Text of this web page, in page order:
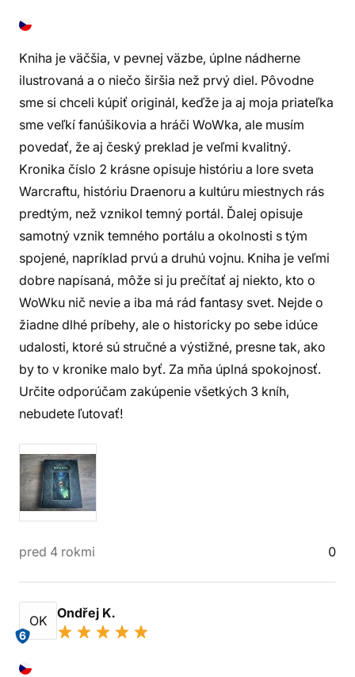
Kniha je väčšia, v pevnej väzbe, úplne nádherne
ilustrovaná a o niečo širšia než prvý diel. Pôvodne
sme si chceli kúpiť originál, keďže ja aj moja priateľka
sme veľkí fanúšikovia a hráči WoWka, ale musím
povedať, že aj český preklad je veľmi kvalitný.
Kronika číslo 2 krásne opisuje históriu a lore sveta
Warcraftu, históriu Draenoru a kultúru miestnych rás
predtým, než vznikol temný portál. Ďalej opisuje
samotný vznik temného portálu a okolnosti s tým
spojené, napríklad prvú a druhú vojnu. Kniha je veľmi
dobre napísaná, môže si ju prečítať aj niekto, kto o
WoWku nič nevie a iba má rád fantasy svet. Nejde o
žiadne dlhé príbehy, ale o historicky po sebe idúce
udalosti, ktoré sú stručné a výstižné, presne tak, ako
by to v kronike malo byť. Za mňa úplná spokojnosť.
Určite odporúčam zakúpenie všetkých 3 kníh,
nebudete ľutovať!
pred 4 rokmi 0
OK
6
Ondřej K.